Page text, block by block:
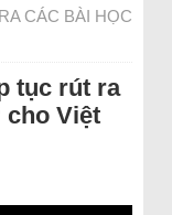
CÁC BÀI HỌC
tục rút ra
cho Việt